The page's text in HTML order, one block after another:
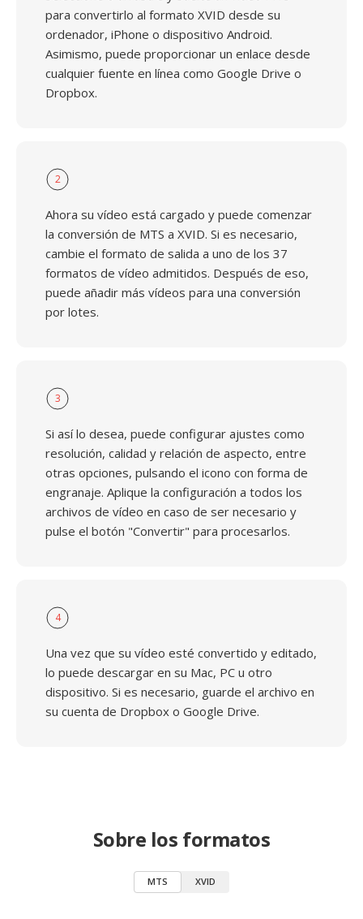
para convertirlo al formato XVID desde su
ordenador, iPhone o dispositivo Android.
Asimismo, puede proporcionar un enlace desde
cualquier fuente en línea como Google Drive o
Dropbox.
2
Ahora su vídeo está cargado y puede comenzar
la conversión de MTS a XVID. Si es necesario,
cambie el formato de salida a uno de los 37
formatos de vídeo admitidos. Después de eso,
puede añadir más vídeos para una conversión
por lotes.
3
Si así lo desea, puede configurar ajustes como
resolución, calidad y relación de aspecto, entre
otras opciones, pulsando el icono con forma de
engranaje. Aplique la configuración a todos los
archivos de vídeo en caso de ser necesario y
pulse el botón "Convertir" para procesarlos.
4
Una vez que su vídeo esté convertido y editado,
lo puede descargar en su Mac, PC u otro
dispositivo. Si es necesario, guarde el archivo en
su cuenta de Dropbox o Google Drive.
Sobre los formatos
MTS XVID